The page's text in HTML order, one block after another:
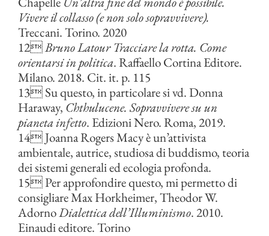
Vivere il collasso (e non solo sopravvivere).
Treccani. Torino. 2020
12Bruno Latour Tracciare la rotta. Come
orientarsi in politica. Raffaello Cortina Editore.
Milano. 2018. Cit. it. p. 115
13 Su questo, in particolare si vd. Donna
Haraway, Chthulucene. Sopravvivere su un
pianeta infetto. Edizioni Nero. Roma, 2019.
14 Joanna Rogers Macy è un’attivista
ambientale, autrice, studiosa di buddismo, teoria
dei sistemi generali ed ecologia profonda.
15 Per approfondire questo, mi permetto di
consigliare Max Horkheimer, Theodor W.
AdornoDialettica dell’Illuminismo. 2010.
Einaudi editore. Torino